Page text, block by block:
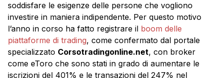
soddisfare le esigenze delle persone che vogliono
investire in maniera indipendente. Per questo motivo
l’anno in corso ha fatto registrare il boom delle
piattaforme di trading, come confermato dal portale
specializzato Corsotradingonline.net, con broker
come eToro che sono stati in grado di aumentare le
iscrizioni del 401% e le transazioni del 247% nel